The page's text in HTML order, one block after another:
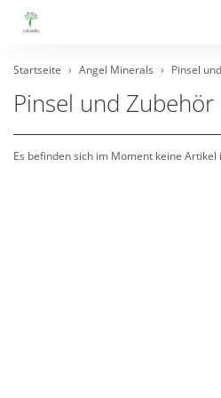
Startseite Angel Minerals Pinsel
Pinsel und Zubehör
Es befinden sich im Moment keine